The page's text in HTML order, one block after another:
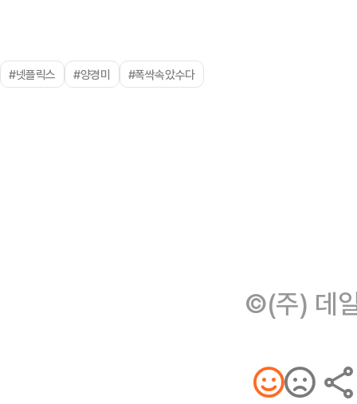
#넷플릭스 #양경미 #폭싹속았수다
©(주) 데